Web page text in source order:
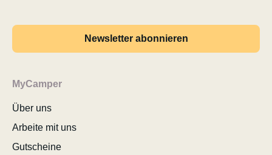
Newsletter abonnieren
MyCamper
Über uns
Arbeite mit uns
Gutscheine